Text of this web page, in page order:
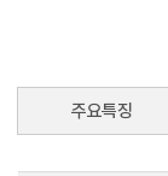
주요특징